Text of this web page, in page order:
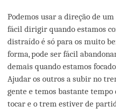
Podemos usar a direção de
fácil dirigir quando estamos
distraído é só para os muito
forma, pode ser fácil
demais quando estamos
Ajudar os outros a subir no
gente e temos bastante tempo
tocar e o trem estiver de